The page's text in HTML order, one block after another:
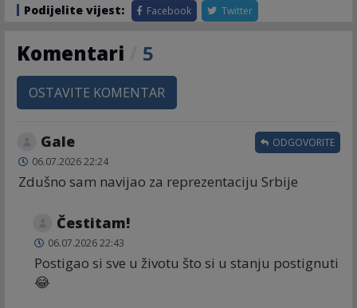
Podijelite vijest: Facebook Twitter
Komentari 5
OSTAVITE KOMENTAR
Gale
06.07.2026 22:24
Zdušno sam navijao za reprezentaciju Srbije
ODGOVORITE
Čestitam!
06.07.2026 22:43
Postigao si sve u životu što si u stanju postignuti
😂